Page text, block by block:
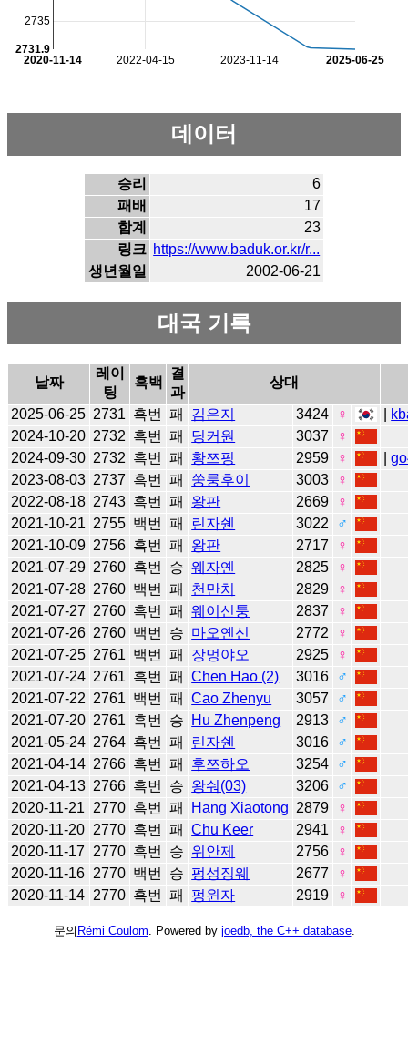
2022-04-15 2023-11-14
2020-11-14 2025-06-25
2735
2731.9
데이터
승리
6
패배
17
합계
23
링크 https://www.baduk.or.kr/r...
생년월일
2002-06-21
대국 기록
날짜
레이
팅
흑백
결
과
상대
2025-06-25 2731 흑번 패 김은지 3424 ♀
2024-10-20 2732 흑번 패 딩커원 3037
♀
2024-09-30 2732 흑번 패 황쯔핑 2959 ♀ |
2023-08-03 2737 흑번 패 쑹룽후이 3003
♀
2022-08-18 2743 흑번 패 왕판 2669
♀
2021-10-21 2755 백번 패 린자쉔 3022
♂
2021-10-09 2756 흑번 패 왕판 2717
♀
2021-07-29 2760 흑번 승 웨자옌 2825
♀
2021-07-28 2760 백번 패 천만치 2829
♀
2021-07-27 2760 흑번 패 웨이신퉁 2837
♀
2021-07-26 2760 백번 승 마오옌신 2772
♀
2021-07-25 2761 백번 패 장멍야오 2925
♀
2021-07-24 2761 흑번 패 Chen Hao (2) 3016
♂
2021-07-22 2761 백번 패 Cao Zhenyu 3057
♂
2021-07-20 2761 흑번 승 Hu Zhenpeng 2913
♂
2021-05-24 2764 흑번 패 린자쉔 3016
♂
2021-04-14 2766 흑번 패 후쯔하오 3254
♂
2021-04-13 2766 흑번 승 왕숴(03) 3206
♂
2020-11-21
2770 흑번 패 Hang Xiaotong 2879
♀
2020-11-20 2770 흑번 패 Chu Keer 2941
♀
2020-11-17
2770 흑번 승 위안제 2756
♀
2020-11-16 2770 백번 승 펑성징웨 2677
♀
2020-11-14 2770 흑번 패 펑윈자 2919 ♀
문의 Rémi Coulom . Powered by joedb, the C++ database.